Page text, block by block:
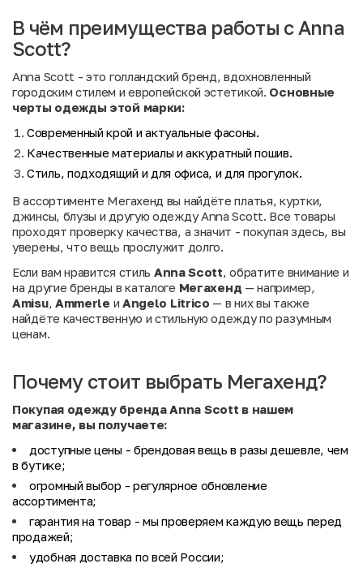
В чём преимущества работы с Anna
Scott?
Anna Scott - это голландский бренд, вдохновленный
городским стилем и европейской эстетикой. Основные
черты одежды этой марки:
Современный крой и актуальные фасоны.
Качественные материалы и аккуратный пошив.
Стиль, подходящий и для офиса, и для прогулок.
В ассортименте Мегахенд вы найдёте платья, куртки,
джинсы, блузы и другую одежду Anna Scott. Все товары
проходят проверку качества, а значит - покупая здесь, вы
уверены, что вещь прослужит долго.
Если вам нравится стиль Anna Scott , обратите внимание и
на другие бренды в каталоге Мегахенд — например,
Amisu, Ammerle и Angelo Litrico — в них вы также
найдёте качественную и стильную одежду по разумным
ценам.
Почему стоит выбрать Мегахенд?
Покупая одежду бренда Anna Scott в нашем
магазине, вы получаете:
доступные цены - брендовая вещь в разы дешевле, чем
в бутике;
огромный выбор - регулярное обновление
ассортимента;
гарантия на товар - мы проверяем каждую вещь перед
продажей;
удобная доставка по всей России;